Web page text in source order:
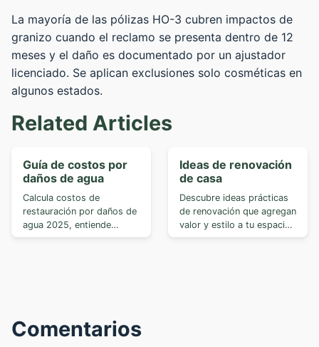
La mayoría de las pólizas HO-3 cubren impactos de
granizo cuando el reclamo se presenta dentro de 12
meses y el daño es documentado por un ajustador
licenciado. Se aplican exclusiones solo cosméticas en
algunos estados.
Related Articles
Guía de costos por
daños de agua
Calcula costos de
restauración por daños de
agua 2025, entiende
clases y categor...
Ideas de renovación
de casa
Descubre ideas prácticas
de renovación que agregan
valor y estilo a tu espacio.
...
Comentarios